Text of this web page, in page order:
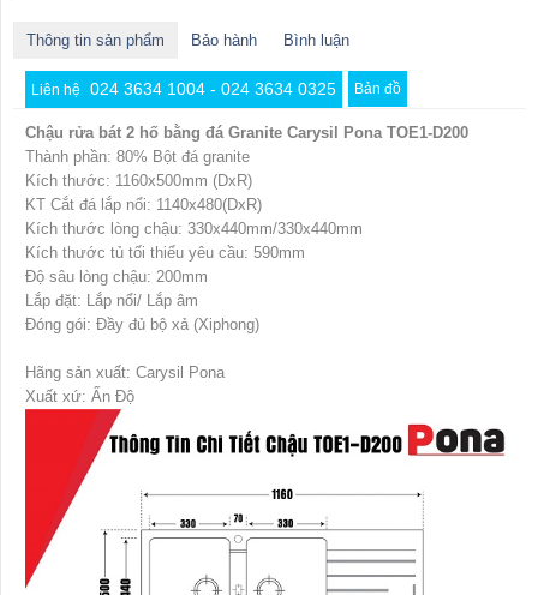
Thông tin sản phẩm Bảo hành Bình luận
Liên hệ 024 3634 1004 - 024 3634 0325 Bản đồ
Chậu rửa bát 2 hố bằng đá Granite Carysil Pona TOE1-D200
Thành phần: 80% Bột đá granite
Kích thước: 1160x500mm (DxR)
KT Cắt đá lắp nổi: 1140x480(DxR)
Kích thước lòng chậu: 330x440mm/330x440mm
Kích thước tủ tối thiểu yêu cầu: 590mm
Độ sâu lòng chậu: 200mm
Lắp đặt: Lắp nổi/ Lắp âm
Đóng gói: Đầy đủ bộ xả (Xiphong)
Hãng sản xuất: Carysil Pona
Xuất xứ: Ấn Độ